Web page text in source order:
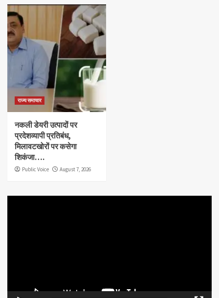
राज्य समाचार
नकली डेयरी उत्पादों पर
प्रदेशव्यापी प्रतिबंध,
मिलावटखोरों पर कसेगा
शिकंजा….
Public Voice August 7, 2026